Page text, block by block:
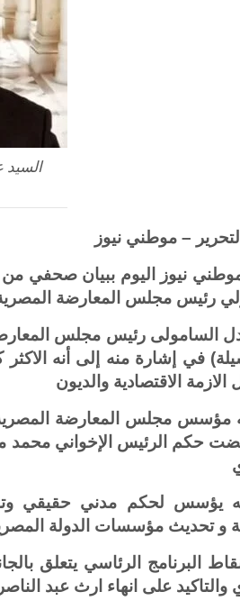
– موطني نيوز
نيوز اليوم ببيان صحفي
رئيس مجلس المعارضة
السامولى رئيس مجلس
في إشارة منه إلى أنه
الاقتصادية والديون
حكم الرئيس الإخواني محمد
يؤسس لحكم مدني حقيقي
و تحديث مؤسسات الدولة
البرنامج الرئاسي يتعلق
والتاكيد على انهاء ارث عبد